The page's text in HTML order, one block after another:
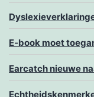
E-book moet
Earcatch nieuwe